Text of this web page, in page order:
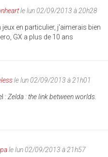
le lun 02/09/2013 à 20h28
en particulier, j'aimerais bien
GX a plus de 10 ans
le lun 02/09/2013 à 21h01
: Zelda : the link between worlds.
le lun 02/09/2013 à 21h57